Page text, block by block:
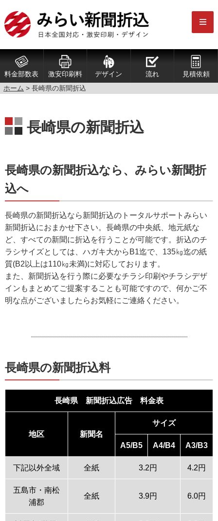
料金部数表 激安印刷料 デザイン 流れ
見積依頼
ホーム > 長崎県の新聞折込
長崎県の新聞折込
長崎県の新聞折込なら、みらい新聞折
込へ
長崎県の新聞折込なら新聞折込のトータルサポートみらい
新聞折込におまかせ下さい。長崎県の中央紙、地元紙な
ど、すべての新聞に折込を行うことが可能です。折込のチ
ラシサイズとしては、ハガキ大からB1迄で、135㎏迄の紙
質(B2以上は110㎏未満)に対応しております。
また、新聞折込を行う際に必要なチラシ印刷やチラシデザ
インもまとめてご提案することも可能ですので、何かご不
明な点がございましたらお気軽にご連絡ください。
長崎県の新聞折込料
長崎県 新聞折込広告 料金表
地区 新聞名
サイズ
A5/B5 A4/B4 A3/B3
下記以外全域 全紙 3.2円 4.2円
五島市・南松
浦郡
全紙 3.9円 6.0円